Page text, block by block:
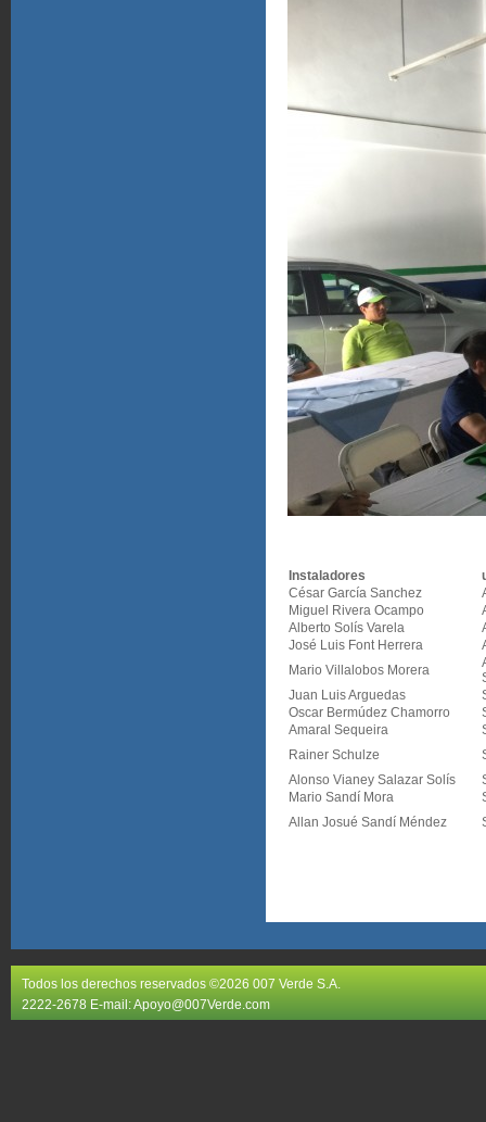
Instaladores
César García Sanchez
Miguel Rivera Ocampo
Alberto Solís Varela
José Luis Font Herrera
Mario Villalobos Morera
Juan Luis Arguedas
Oscar Bermúdez Chamorro
Amaral Sequeira
Rainer Schulze
Alonso Vianey Salazar Solís
Mario Sandí Mora
Allan Josué Sandí Méndez
Todos los derechos reservados ©2026 007 Verde S.A.
2222-2678 E-mail:Apoyo@007Verde.com